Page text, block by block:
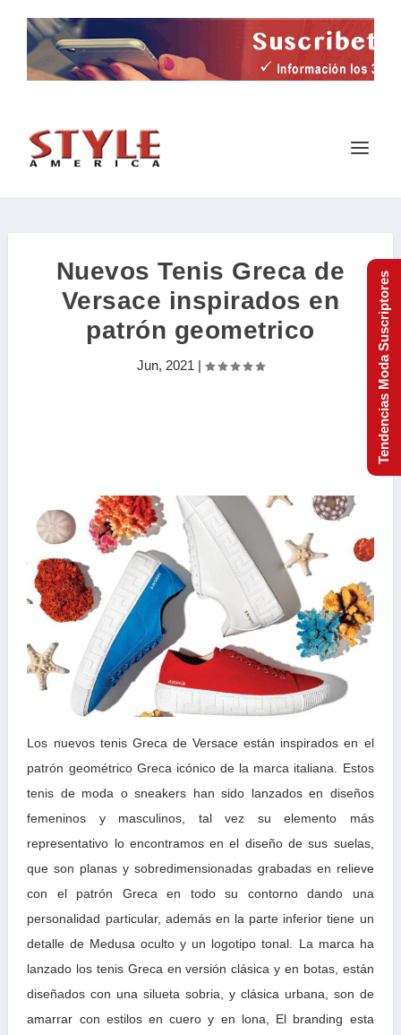
Nuevos Tenis Greca de
Versace inspirados en
patrón geometrico
Jun, 2021 |
Los nuevos tenis Greca de Versace están inspirados en el
patrón geométrico Greca icónico de la marca italiana. Estos
tenis de moda o sneakers han sido lanzados en diseños
femeninos y masculinos, tal vez su elemento más
representativo lo encontramos en el diseño de sus suelas,
que son planas y sobredimensionadas grabadas en relieve
con el patrón Greca en todo su contorno dando una
personalidad particular, además en la parte inferior tiene un
detalle de Medusa oculto y un logotipo tonal. La marca ha
lanzado los tenis Greca en versión clásica y en botas, están
diseñados con una silueta sobria, y clásica urbana, son de
amarrar con estilos en cuero y en lona, El branding esta
Tendencias Moda Suscriptores